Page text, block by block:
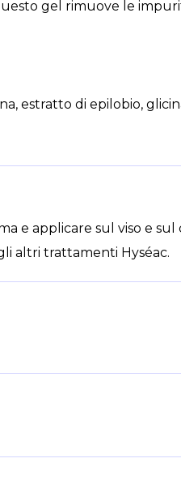
gel rimuove le
estratto di epilobio,
e applicare sul viso e
altri trattamenti Hyséac.